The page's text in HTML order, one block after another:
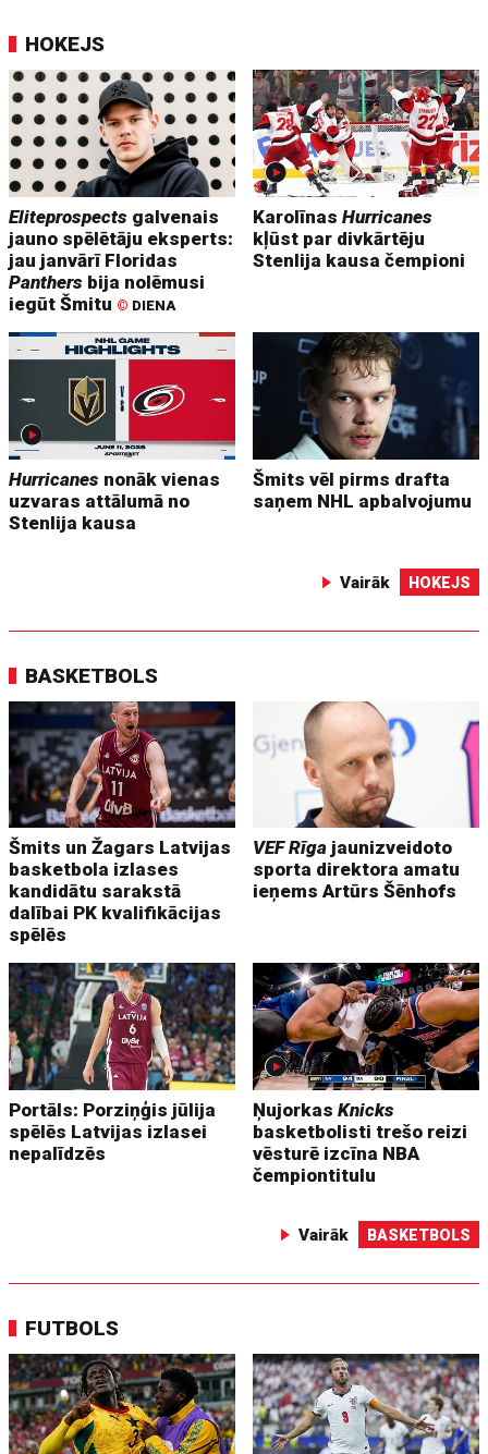
HOKEJS
Eliteprospects galvenais
jauno spēlētāju eksperts:
jau janvārī Floridas
Panthers bija nolēmusi
iegūt Šmitu © DIENA
KarolīnasHurricanes
kļūst par divkārtēju
Stenlija kausa čempioni
Hurricanes nonāk vienas
uzvaras attālumā no
Stenlija kausa
Šmits vēl pirms drafta
saņem NHL apbalvojumu
Vairāk HOKEJS
BASKETBOLS
Šmits un Žagars Latvijas
basketbola izlases
kandidātu sarakstā
dalībai PK kvalifikācijas
spēlēs
VEF Rīga jaunizveidoto
sporta direktora amatu
ieņems Artūrs Šēnhofs
Portāls: Porziņģis jūlija
spēlēs Latvijas izlasei
nepalīdzēs
ŅujorkasKnicks
basketbolisti trešo reizi
vēsturē izcīna NBA
čempiontitulu
Vairāk BASKETBOLS
FUTBOLS